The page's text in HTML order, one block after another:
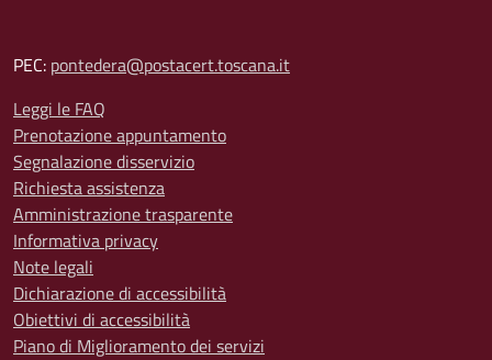
PEC: pontedera@postacert.toscana.it
Leggi le FAQ
Prenotazione appuntamento
Segnalazione disservizio
Richiesta assistenza
Amministrazione trasparente
Informativa privacy
Note legali
Dichiarazione di accessibilità
Obiettivi di accessibilità
Piano di Miglioramento dei servizi